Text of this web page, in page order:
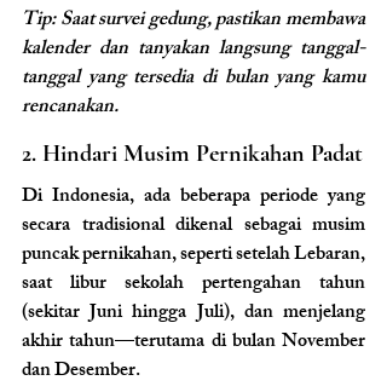
Tip: Saat survei gedung, pastikan membawa
kalender dan tanyakan langsung tanggal-
tanggal yang tersedia di bulan yang kamu
rencanakan.
2. Hindari Musim Pernikahan Padat
Di Indonesia, ada beberapa periode yang
secara tradisional dikenal sebagai musim
puncak pernikahan, seperti setelah Lebaran,
saat libur sekolah pertengahan tahun
(sekitar Juni hingga Juli), dan menjelang
akhir tahun—terutama di bulan November
dan Desember.